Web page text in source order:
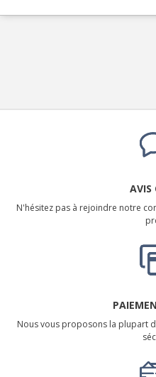
AVIS
N'hésitez pas à rejoindre notre
Nous vous proposons la plupart